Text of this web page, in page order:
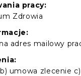
pracy:
Zdrowia
adres mailowy
umowa zlecenie